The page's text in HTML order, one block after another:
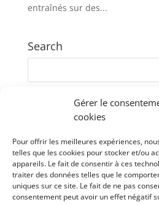
Gérer le
cookies
Pour offrir les meilleures expériences,
telles que les cookies pour stocker et/ou
appareils. Le fait de consentir à ces
traiter des données telles que le
uniques sur ce site. Le fait de ne pas
consentement peut avoir un effet négatif
entraînés sur des...
Search
Recent Posts
webTranscribe
TRJS
Transcriber
Tasx